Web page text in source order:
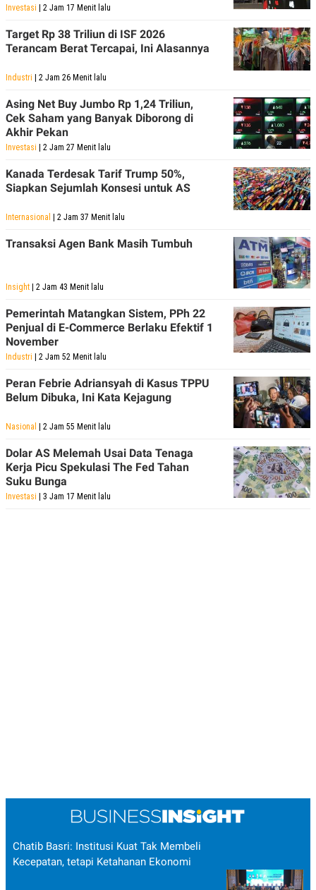
Investasi | 2 Jam 17 Menit lalu
Target Rp 38 Triliun di ISF 2026
Terancam Berat Tercapai, Ini Alasannya
Industri | 2 Jam 26 Menit lalu
Asing Net Buy Jumbo Rp 1,24 Triliun,
Cek Saham yang Banyak Diborong di
Akhir Pekan
Investasi | 2 Jam 27 Menit lalu
Kanada Terdesak Tarif Trump 50%,
Siapkan Sejumlah Konsesi untuk AS
Internasional | 2 Jam 37 Menit lalu
Transaksi Agen Bank Masih Tumbuh
Insight | 2 Jam 43 Menit lalu
Pemerintah Matangkan Sistem, PPh 22
Penjual di E-Commerce Berlaku Efektif 1
November
Industri | 2 Jam 52 Menit lalu
Peran Febrie Adriansyah di Kasus TPPU
Belum Dibuka, Ini Kata Kejagung
Nasional | 2 Jam 55 Menit lalu
Dolar AS Melemah Usai Data Tenaga
Kerja Picu Spekulasi The Fed Tahan
Suku Bunga
Investasi | 3 Jam 17 Menit lalu
Chatib Basri: Institusi Kuat Tak Membeli
Kecepatan, tetapi Ketahanan Ekonomi